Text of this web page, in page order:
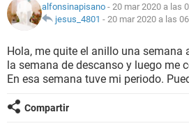
NUTRICIÓN
BIENESTAR
alfonsinapisano - 20 mar 2020 a las
jesus_4801 - 20 mar 2020 a las
Hola, me quite el anillo una semana
la semana de descanso y luego me
En esa semana tuve mi periodo.
Compartir